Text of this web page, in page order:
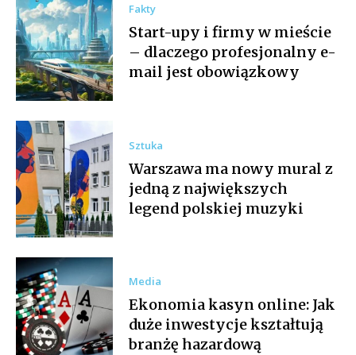
Fakty
Start-upy i firmy w mieście
– dlaczego profesjonalny e-
mail jest obowiązkowy
Sztuka
Warszawa ma nowy mural z
jedną z największych
legend polskiej muzyki
Media
Ekonomia kasyn online: Jak
duże inwestycje kształtują
branżę hazardową